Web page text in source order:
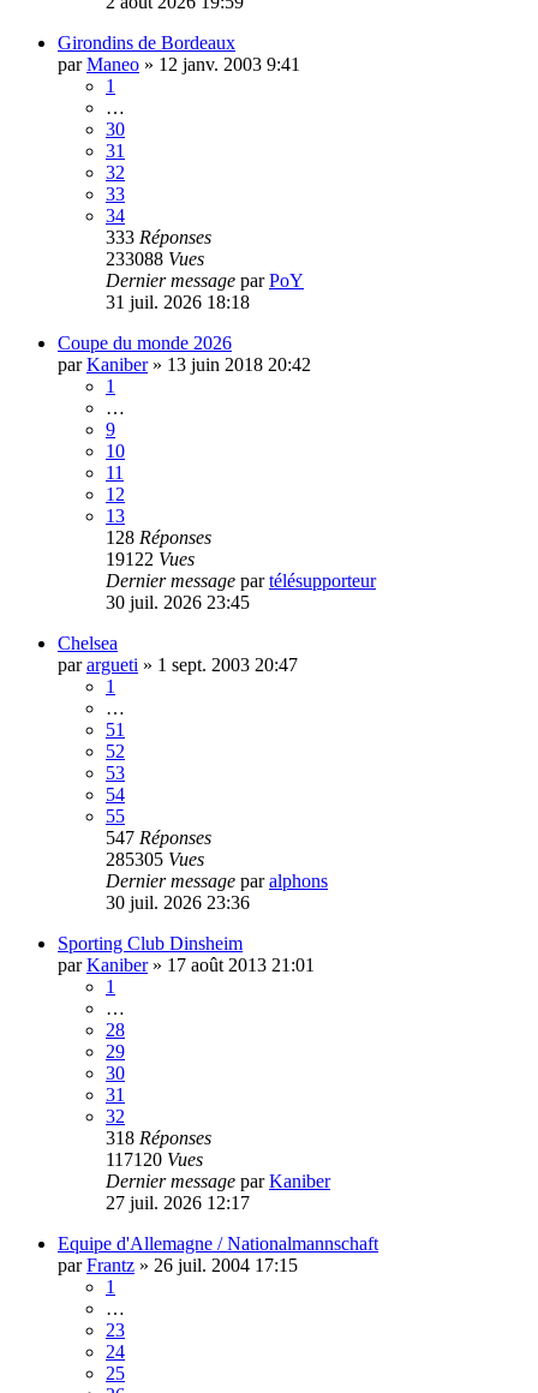
Girondins de Bordeaux
parManeo » 12 janv. 2003 9:41
1
…
30
31
32
33
34
333 Réponses
233088 Vues
Dernier message parPoY
31 juil. 2026 18:18
Coupe du monde 2026
parKaniber» 13 juin 2018 20:42
1
…
9
10
11
12
13
128 Réponses
19122 Vues
Dernier message partélésupporteur
30 juil. 2026 23:45
Chelsea
parargueti » 1 sept. 2003 20:47
1
…
51
52
53
54
55
547 Réponses
285305 Vues
Dernier message paralphons
30 juil. 2026 23:36
Sporting Club Dinsheim
parKaniber» 17 août 2013 21:01
1
…
28
29
30
31
32
318 Réponses
117120 Vues
Dernier message parKaniber
27 juil. 2026 12:17
Equipe d'Allemagne / Nationalmannschaft
parFrantz » 26 juil. 2004 17:15
1
…
23
24
25